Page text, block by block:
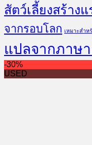
สัตว์เลี้ยงสร้าง
จากรอบโลก เหมาะสำห
แปลจากภาษ
-30%
USED